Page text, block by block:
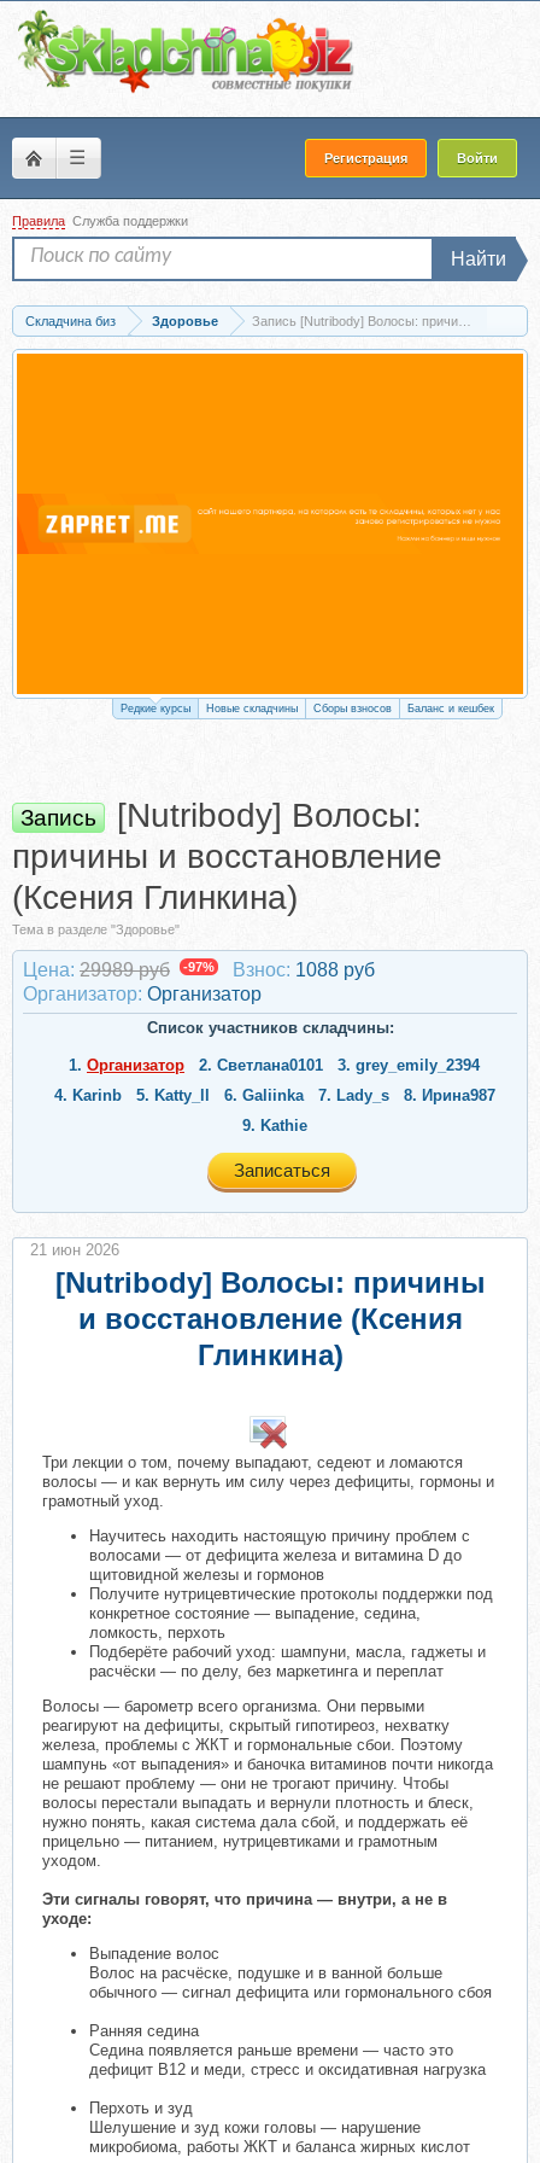
☰ Регистрация Войти
Правила Служба поддержки
Найти
Складчина биз Здоровье Запись [Nutribody] Волосы: причины и
Редкие курсы Новые складчины Сборы взносов Баланс и кешбек
Запись
[Nutribody] Волосы:
причины и восстановление
(Ксения Глинкина)
Тема в разделе "Здоровье"
Цена: 29989 руб -97% Взнос: 1088 руб
Организатор: Организатор
Список участников складчины:
1. Организатор 2. Светлана0101 3. grey_emily_2394
4. Karinb 5. Katty_ll 6. Galiinka 7. Lady_s 8. Ирина987
9. Kathie
Записаться
[Nutribody] Волосы: причины
и восстановление (Ксения
Глинкина)
Три лекции о том, почему выпадают, седеют и ломаются
волосы — и как вернуть им силу через дефициты, гормоны и
грамотный уход.
Научитесь находить настоящую причину проблем с
волосами — от дефицита железа и витамина D до
щитовидной железы и гормонов
Получите нутрицевтические протоколы поддержки под
конкретное состояние — выпадение, седина,
ломкость, перхоть
Подберёте рабочий уход: шампуни, масла, гаджеты и
расчёски — по делу, без маркетинга и переплат
Волосы — барометр всего организма. Они первыми
реагируют на дефициты, скрытый гипотиреоз, нехватку
железа, проблемы с ЖКТ и гормональные сбои. Поэтому
шампунь «от выпадения» и баночка витаминов почти никогда
не решают проблему — они не трогают причину. Чтобы
волосы перестали выпадать и вернули плотность и блеск,
нужно понять, какая система дала сбой, и поддержать её
прицельно — питанием, нутрицевтиками и грамотным
уходом.
Эти сигналы говорят, что причина — внутри, а не в
уходе:
Выпадение волос
Волос на расчёске, подушке и в ванной больше
обычного — сигнал дефицита или гормонального сбоя
Ранняя седина
Седина появляется раньше времени — часто это
дефицит B12 и меди, стресс и оксидативная нагрузка
Перхоть и зуд
Шелушение и зуд кожи головы — нарушение
микробиома, работы ЖКТ и баланса жирных кислот
21 июн 2026